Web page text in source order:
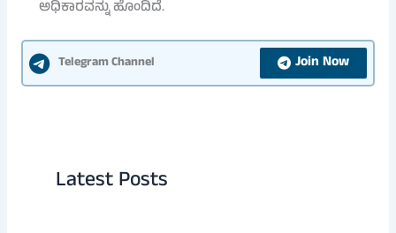
ಅಧಿಕಾರವನ್ನು ಹೊಂದಿದೆ.
Telegram Channel Join Now
Latest Posts